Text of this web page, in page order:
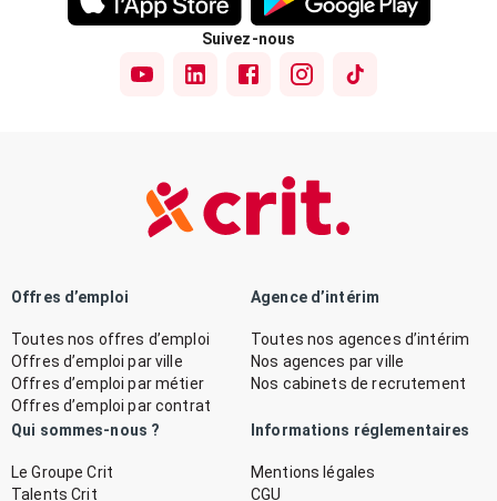
Suivez-nous
Offres d’emploi
Toutes nos offres d’emploi
Offres d’emploi par ville
Offres d’emploi par métier
Offres d’emploi par contrat
Agence d’intérim
Toutes nos agences d’intérim
Nos agences par ville
Nos cabinets de recrutement
Qui sommes-nous ?
Le Groupe Crit
Talents Crit
Informations réglementaires
Mentions légales
CGU